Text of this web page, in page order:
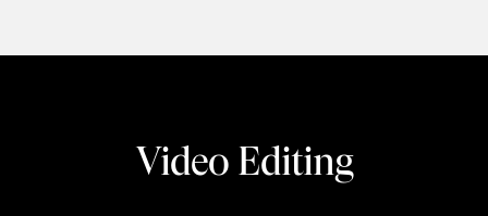
Video Editing